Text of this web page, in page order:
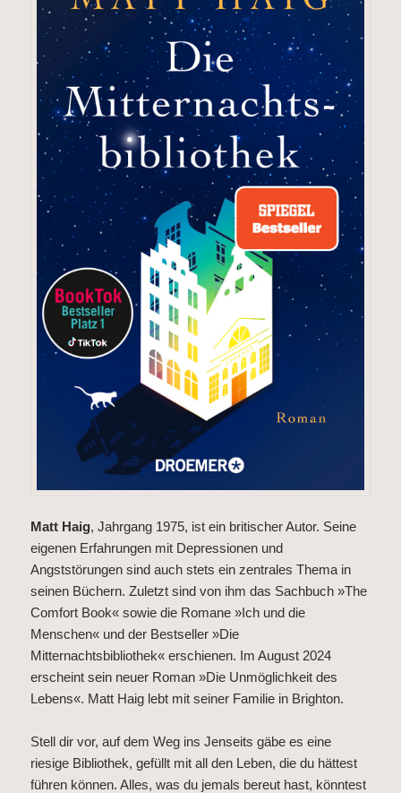
Matt Haig, Jahrgang 1975, ist ein britischer Autor. Seine
eigenen Erfahrungen mit Depressionen und
Angststörungen sind auch stets ein zentrales Thema in
seinen Büchern. Zuletzt sind von ihm das Sachbuch »The
Comfort Book« sowie die Romane »Ich und die
Menschen« und der Bestseller »Die
Mitternachtsbibliothek« erschienen. Im August 2024
erscheint sein neuer Roman »Die Unmöglichkeit des
Lebens«. Matt Haig lebt mit seiner Familie in Brighton.
Stell dir vor, auf dem Weg ins Jenseits gäbe es eine
riesige Bibliothek, gefüllt mit all den Leben, die du hättest
führen können. Alles, was du jemals bereut hast, könntest